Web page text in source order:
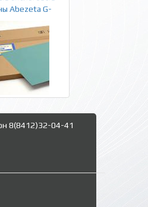
Abezeta G-
8(8412)32-04-41